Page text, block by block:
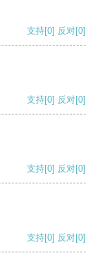
支持[0] 反对[0]
支持[0] 反对[0]
支持[0] 反对[0]
支持[0] 反对[0]